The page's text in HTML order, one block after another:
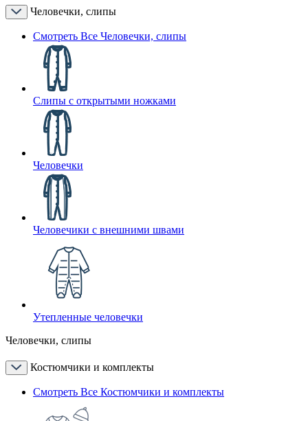
Человечки, слипы
Смотреть Все Человечки, слипы
Слипы с открытыми ножками
Человечки
Человечики с внешними швами
Утепленные человечки
Человечки, слипы
Костюмчики и комплекты
Смотреть Все Костюмчики и комплекты